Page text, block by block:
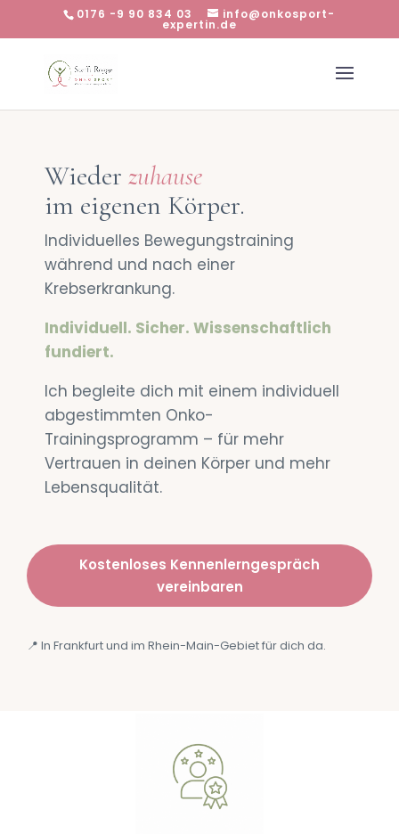
0176 -9 90 834 03 info@onkosport-
expertin.de
Wieder zuhause
im eigenen Körper.
Individuelles Bewegungstraining
während und nach einer
Krebserkrankung.
Individuell. Sicher. Wissenschaftlich
fundiert.
Ich begleite dich mit einem individuell
abgestimmten Onko-
Trainingsprogramm – für mehr
Vertrauen in deinen Körper und mehr
Lebensqualität.
Kostenloses Kennenlerngespräch
vereinbaren
📍 In Frankfurt und im Rhein-Main-Gebiet für dich da.